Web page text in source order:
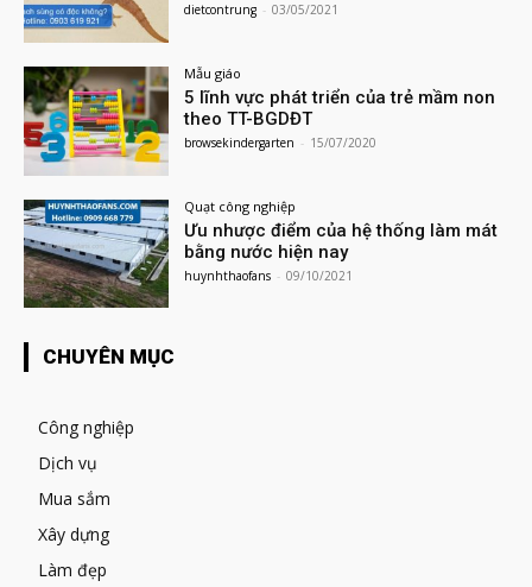
dietcontrung - 03/05/2021
Mẫu giáo
5 lĩnh vực phát triển của trẻ mầm non
theo TT-BGDĐT
browsekindergarten - 15/07/2020
Quạt công nghiệp
Ưu nhược điểm của hệ thống làm mát
bằng nước hiện nay
huynhthaofans - 09/10/2021
CHUYÊN MỤC
Công nghiệp
Dịch vụ
Mua sắm
Xây dựng
Làm đẹp